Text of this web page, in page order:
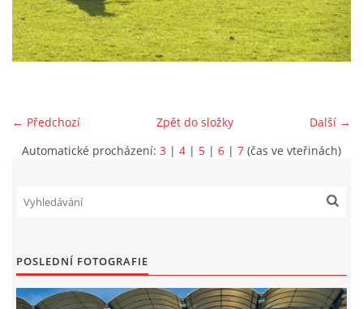
MLADŠÍ ŽÁCI
STARŠÍ PŘÍPRAVKA R 2012 + 2013
ARCHÍV
← Předchozí Další →
Zpět do složky
Automatické procházení: 3 | 4 | 5 | 6 | 7 (čas ve vteřinách)
POSLEDNÍ FOTOGRAFIE